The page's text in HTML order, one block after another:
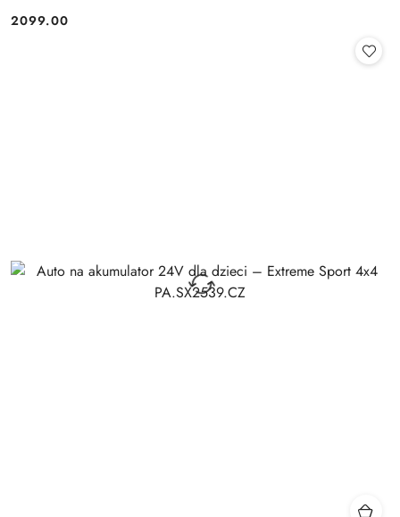
Cena:
2099.00